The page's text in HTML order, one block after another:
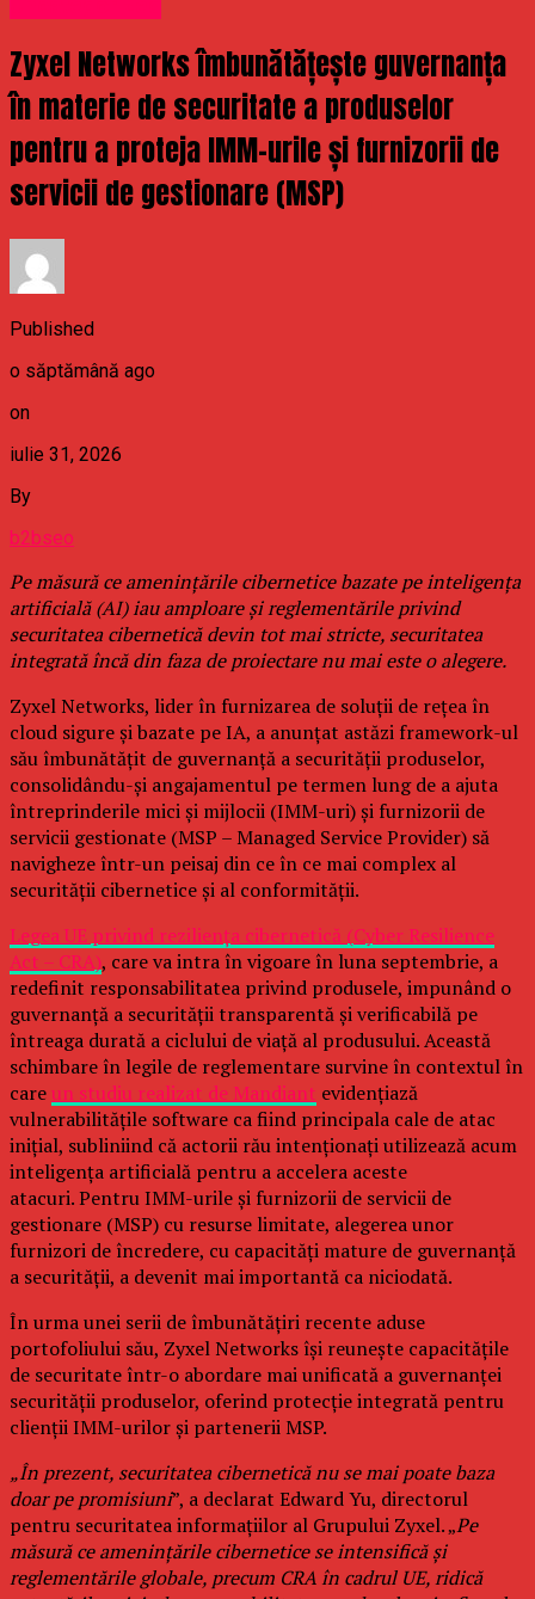
Zyxel Networks îmbunătățește guvernanța
în materie de securitate a produselor
pentru a proteja IMM-urile și furnizorii de
servicii de gestionare (MSP)
Published
o săptămână ago
on
iulie 31, 2026
By
b2bseo
Pe măsură ce amenințările cibernetice bazate pe inteligența
artificială (AI) iau amploare și reglementările privind
securitatea cibernetică devin tot mai stricte, securitatea
integrată încă din faza de proiectare nu mai este o alegere.
Zyxel Networks, lider în furnizarea de soluții de rețea în
cloud sigure și bazate pe IA, a anunțat astăzi framework-ul
său îmbunătățit de guvernanță a securității produselor,
consolidându-și angajamentul pe termen lung de a ajuta
întreprinderile mici și mijlocii (IMM-uri) și furnizorii de
servicii gestionate (MSP – Managed Service Provider) să
navigheze într-un peisaj din ce în ce mai complex al
securității cibernetice și al conformității.
Legea UE privind reziliența cibernetică (Cyber Resilience
Act – CRA), care va intra în vigoare în luna septembrie, a
redefinit responsabilitatea privind produsele, impunând o
guvernanță a securității transparentă și verificabilă pe
întreaga durată a ciclului de viață al produsului. Această
schimbare în legile de reglementare survine în contextul în
careun studiu realizat de Mandiant evidențiază
vulnerabilitățile software ca fiind principala cale de atac
inițial, subliniind că actorii rău intenționați utilizează acum
inteligența artificială pentru a accelera aceste
atacuri. Pentru IMM-urile și furnizorii de servicii de
gestionare (MSP) cu resurse limitate, alegerea unor
furnizori de încredere, cu capacități mature de guvernanță
a securității, a devenit mai importantă ca niciodată.
În urma unei serii de îmbunătățiri recente aduse
portofoliului său, Zyxel Networks își reunește capacitățile
de securitate într-o abordare mai unificată a guvernanței
securității produselor, oferind protecție integrată pentru
clienții IMM-urilor și partenerii MSP.
„În prezent, securitatea cibernetică nu se mai poate baza
doar pe promisiuni”, a declarat Edward Yu, directorul
pentru securitatea informațiilor al Grupului Zyxel. „Pe
măsură ce amenințările cibernetice se intensifică și
reglementările globale, precum CRA în cadrul UE, ridică